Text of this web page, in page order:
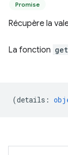
Promise
Récupère la
La fonction get
(details :